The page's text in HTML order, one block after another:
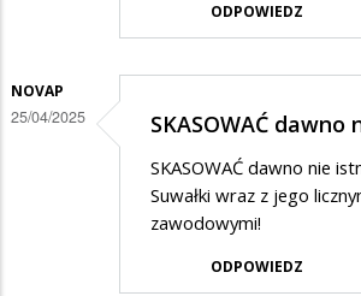
ODPOWIEDZ
NOVAP
25/04/2025 SKASOWAĆ dawno
SKASOWAĆ dawno nie
Suwałki wraz z jego
zawodowymi!
ODPOWIEDZ